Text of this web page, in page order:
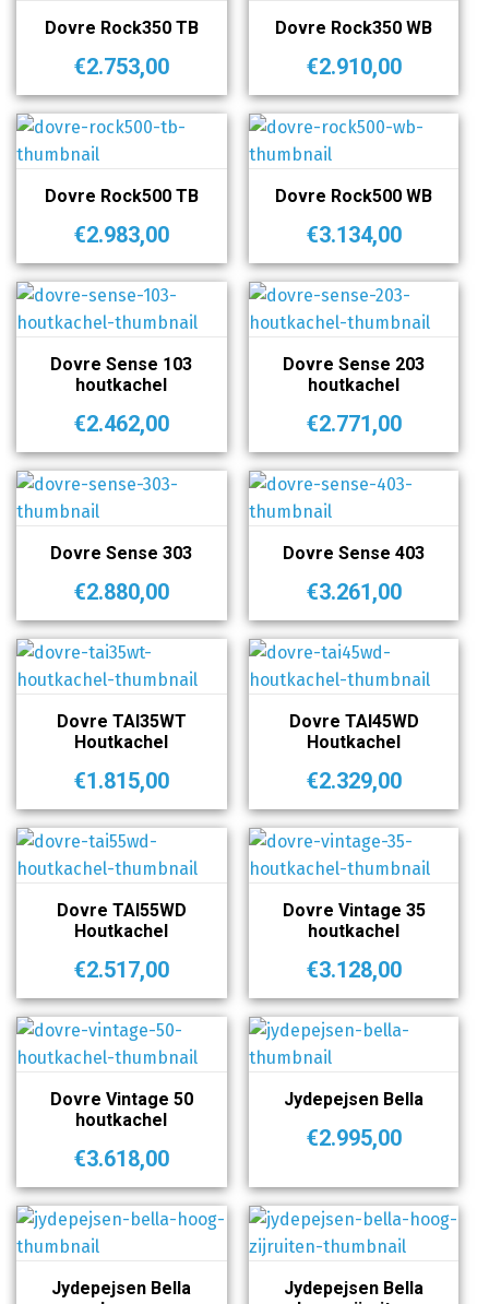
Dovre Rock350 TB
€2.753,00
Dovre Rock350 WB
€2.910,00
Dovre Rock500 TB
€2.983,00
Dovre Rock500 WB
€3.134,00
Dovre Sense 103
houtkachel
€2.462,00
Dovre Sense 203
houtkachel
€2.771,00
Dovre Sense 303
€2.880,00
Dovre Sense 403
€3.261,00
Dovre TAI35WT
Houtkachel
€1.815,00
Dovre TAI45WD
Houtkachel
€2.329,00
Dovre TAI55WD
Houtkachel
€2.517,00
Dovre Vintage 35
houtkachel
€3.128,00
Dovre Vintage 50
houtkachel
€3.618,00
Jydepejsen Bella
€2.995,00
Jydepejsen Bella
Jydepejsen Bella